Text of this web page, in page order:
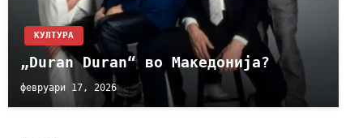
КУЛТУРА
„Duran Duran“ во Македонија?
февруари 17, 2026